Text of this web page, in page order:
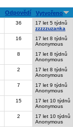
Odpovědí Vytvořeno
36
17 let 5 týdnů
zzzzzuzanka
16
17 let 8 týdnů
Anonymous
8
17 let 8 týdnů
Anonymous
2
17 let 8 týdnů
Anonymous
7
17 let 9 týdnů
Anonymous
15
17 let 10 týdnů
Anonymous
2
17 let 10 týdnů
Anonymous